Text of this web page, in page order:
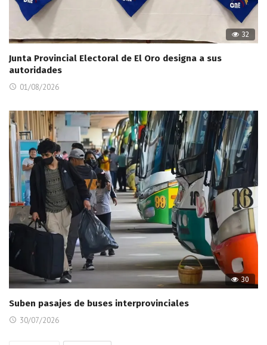
32
Junta Provincial Electoral de El Oro designa a sus
autoridades
01/08/2026
30
Suben pasajes de buses interprovinciales
30/07/2026